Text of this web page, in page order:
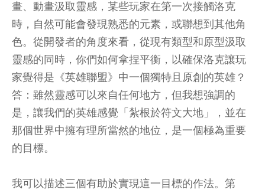
畫、動畫汲取靈感，某些玩家在第一次接觸洛克
時，自然可能會發現熟悉的元素，或聯想到其他角
色。從開發者的角度來看，從現有類型和原型汲取
靈感的同時，你們如何拿捏平衡，以確保洛克讓玩
家覺得是《英雄聯盟 》中一個獨特且原創的英雄？
答：雖然靈感可以來自任何地方，但我想強調的
是，讓我們的英雄感覺「紮根於符文大地」，並在
那個世界中擁有理所當然的地位，是一個極為重要
的目標。
我可以描述三個有助於實現這一目標的作法。第